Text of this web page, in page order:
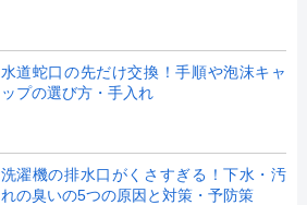
水道蛇口の先だけ交換！手順や泡沫キャ
ップの選び方・手入れ
洗濯機の排水口がくさすぎる！下水・汚
れの臭いの5つの原因と対策・予防策